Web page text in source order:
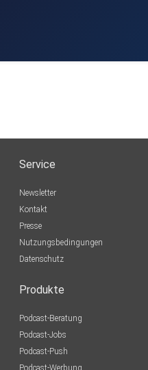
Service
Newsletter
Kontakt
Presse
Nutzungsbedingungen
Datenschutz
Produkte
Podcast-Beratung
Podcast-Jobs
Podcast-Push
Podcast-Werbung